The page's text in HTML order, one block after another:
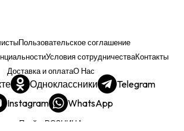
Пользовательское соглашение
Условия сотрудничестваКонтакты
Доставка и оплатаО Нас
Одноклассники
Telegram
Instagram
WhatsApp
Прайс. РОЗНИЦА